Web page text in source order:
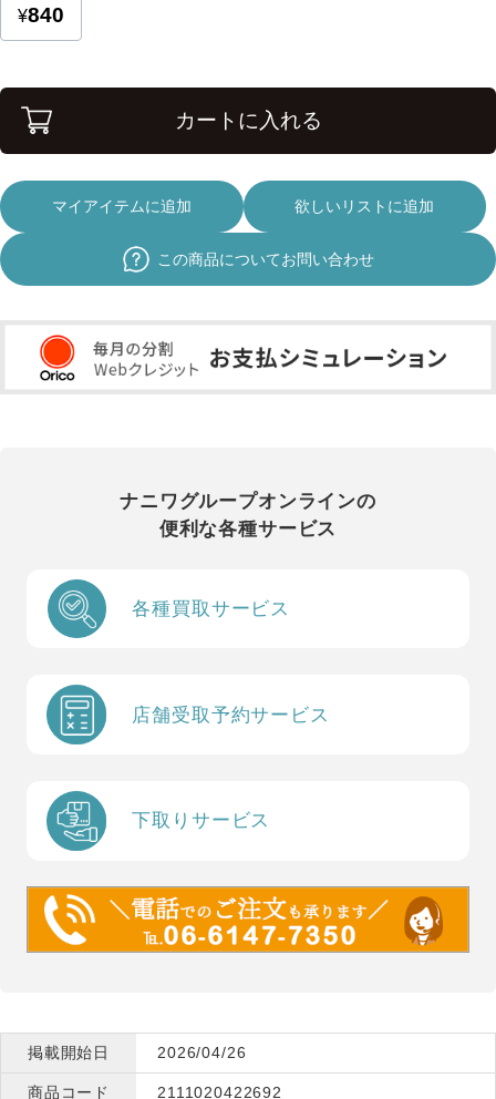
カートに入れる
マイアイテムに追加 欲しいリストに追加
この商品についてお問い合わせ
ナニワグループオンラインの
便利な各種サービス
各種買取サービス
店舗受取予約サービス
下取りサービス
掲載開始日 2026/04/26
商品コード 2111020422692